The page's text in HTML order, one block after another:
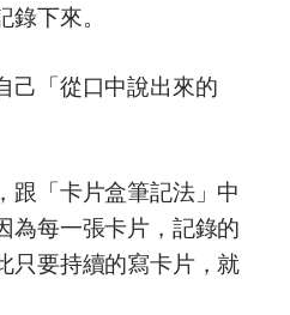
下來。
己「從口中說出來的
跟「卡片盒筆記法」中
為每一張卡片，記錄的
只要持續的寫卡片，就